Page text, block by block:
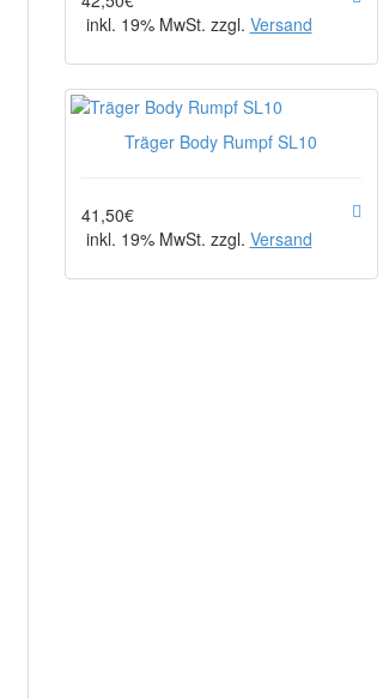
inkl. 19% MwSt. zzgl. Versand
Träger Body Rumpf SL10
41,50€
inkl. 19% MwSt. zzgl. Versand